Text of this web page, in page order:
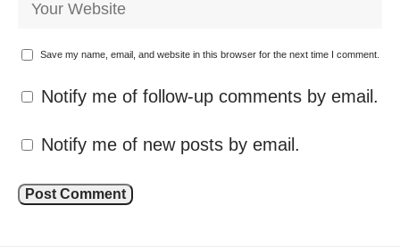
Save my name, email, and website in this browser for the next time I comment.
Notify me of follow-up comments by email.
Notify me of new posts by email.